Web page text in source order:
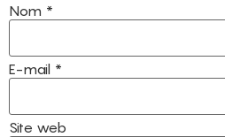
Nom *
E-mail *
Site web